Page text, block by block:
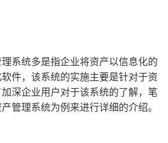
系统多是指企业将资产以信息化的
件，该系统的实施主要是针对于资
深企业用户对于该系统的了解，笔
管理系统为例来进行详细的介绍。